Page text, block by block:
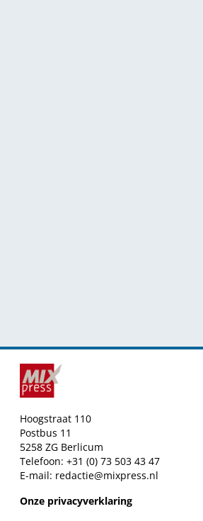
Hoogstraat 110
Postbus 11
5258 ZG Berlicum
Telefoon: +31 (0) 73 503 43 47
E-mail: redactie@mixpress.nl
Onze privacyverklaring